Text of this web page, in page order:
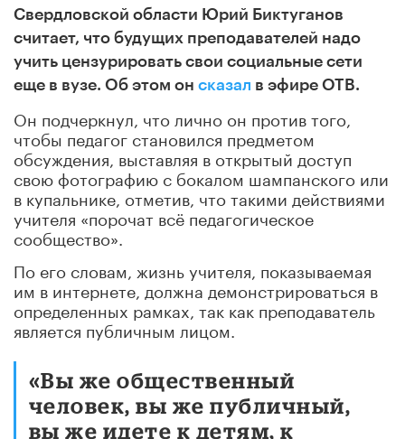
Свердловской области Юрий Биктуганов
считает, что будущих преподавателей надо
учить цензурировать свои социальные сети
еще в вузе. Об этом он сказал в эфире ОТВ.
Он подчеркнул, что лично он против того,
чтобы педагог становился предметом
обсуждения, выставляя в открытый доступ
свою фотографию с бокалом шампанского или
в купальнике, отметив, что такими действиями
учителя «порочат всё педагогическое
сообщество».
По его словам, жизнь учителя, показываемая
им в интернете, должна демонстрироваться в
определенных рамках, так как преподаватель
является публичным лицом.
«Вы же общественный
человек, вы же публичный,
вы же идете к детям, к